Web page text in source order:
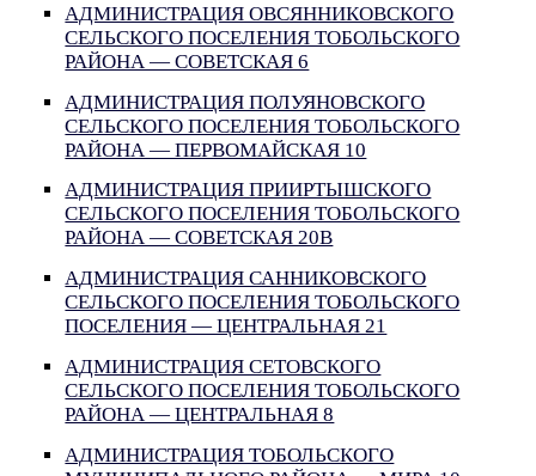
АДМИНИСТРАЦИЯ ОВСЯННИКОВСКОГО
СЕЛЬСКОГО ПОСЕЛЕНИЯ ТОБОЛЬСКОГО
РАЙОНА — СОВЕТСКАЯ 6
АДМИНИСТРАЦИЯ ПОЛУЯНОВСКОГО
СЕЛЬСКОГО ПОСЕЛЕНИЯ ТОБОЛЬСКОГО
РАЙОНА — ПЕРВОМАЙСКАЯ 10
АДМИНИСТРАЦИЯ ПРИИРТЫШСКОГО
СЕЛЬСКОГО ПОСЕЛЕНИЯ ТОБОЛЬСКОГО
РАЙОНА — СОВЕТСКАЯ 20В
АДМИНИСТРАЦИЯ САННИКОВСКОГО
СЕЛЬСКОГО ПОСЕЛЕНИЯ ТОБОЛЬСКОГО
ПОСЕЛЕНИЯ — ЦЕНТРАЛЬНАЯ 21
АДМИНИСТРАЦИЯ СЕТОВСКОГО
СЕЛЬСКОГО ПОСЕЛЕНИЯ ТОБОЛЬСКОГО
РАЙОНА — ЦЕНТРАЛЬНАЯ 8
АДМИНИСТРАЦИЯ ТОБОЛЬСКОГО